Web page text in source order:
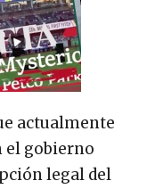
actualmente
el gobierno
legal del